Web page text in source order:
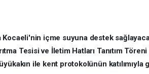
Kocaeli'nin içme suyuna destek
Tesisi ve İletim Hatları Tanıtım
ile kent protokolünün